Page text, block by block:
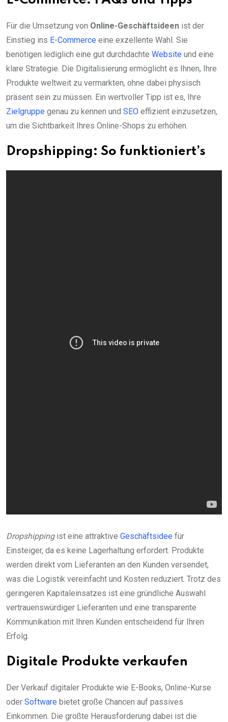
Für die Umsetzung von Online-Geschäftsideen ist der
Einstieg ins E-Commerce eine exzellente Wahl. Sie
benötigen lediglich eine gut durchdachte Website und eine
klare Strategie. Die Digitalisierung ermöglicht es Ihnen, Ihre
Produkte weltweit zu vermarkten, ohne dabei physisch
präsent sein zu müssen. Ein wertvoller Tipp ist es, Ihre
Zielgruppe genau zu kennen und SEO effizient einzusetzen,
um die Sichtbarkeit Ihres Online-Shops zu erhöhen.
Dropshipping: So funktioniert’s
Dropshippingist eine attraktive Geschäftsidee für
Einsteiger, da es keine Lagerhaltung erfordert. Produkte
werden direkt vom Lieferanten an den Kunden versendet,
was die Logistik vereinfacht und Kosten reduziert. Trotz des
geringeren Kapitaleinsatzes ist eine gründliche Auswahl
vertrauenswürdiger Lieferanten und eine transparente
Kommunikation mit Ihren Kunden entscheidend für Ihren
Erfolg.
Digitale Produkte verkaufen
Der Verkauf digitaler Produkte wie E-Books, Online-Kurse
oder Software bietet große Chancen auf passives
Einkommen. Die größte Herausforderung dabei ist die